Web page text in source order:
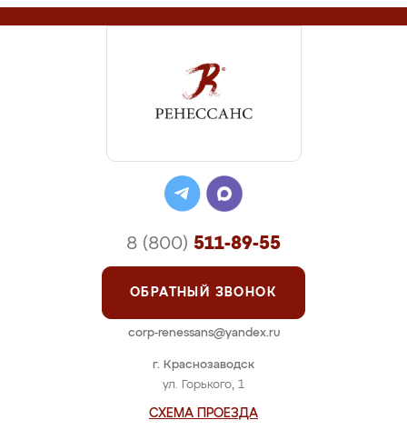
г. Краснозаводск
ул. Горького, 1
СХЕМА ПРОЕЗДА
8 (800) 511-89-55
ОБРАТНЫЙ ЗВОНОК
corp-renessans@yandex.ru